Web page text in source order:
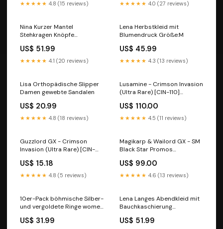
★★★★★ 4.8 (15 reviews) ★★★★★ 4.0 (27 reviews)
Nina Kurzer Mantel
Stehkragen Knöpfe
US$ 51.99
★★★★★ 4.1 (20 reviews)
Lena Herbstkleid mit
Blumendruck Größe:M
US$ 45.99
★★★★★ 4.3 (13 reviews)
Lisa Orthopädische Slipper
Damen gewebte Sandalen
US$ 20.99
★★★★★ 4.8 (18 reviews)
Lusamine - Crimson Invasion
(Ultra Rare) [CIN-110]
US$ 110.00
★★★★★ 4.5 (11 reviews)
Guzzlord GX - Crimson
Invasion (Ultra Rare) [CIN-
US$ 15.18
★★★★★ 4.8 (5 reviews)
Magikarp & Wailord GX - SM
Black Star Promos
Edition:Normal
US$ 99.00
★★★★★ 4.6 (13 reviews)
10er-Pack böhmische Silber-
und vergoldete Ringe women
US$ 31.99
Lena Langes Abendkleid mit
Bauchkaschierung
US$ 51.99